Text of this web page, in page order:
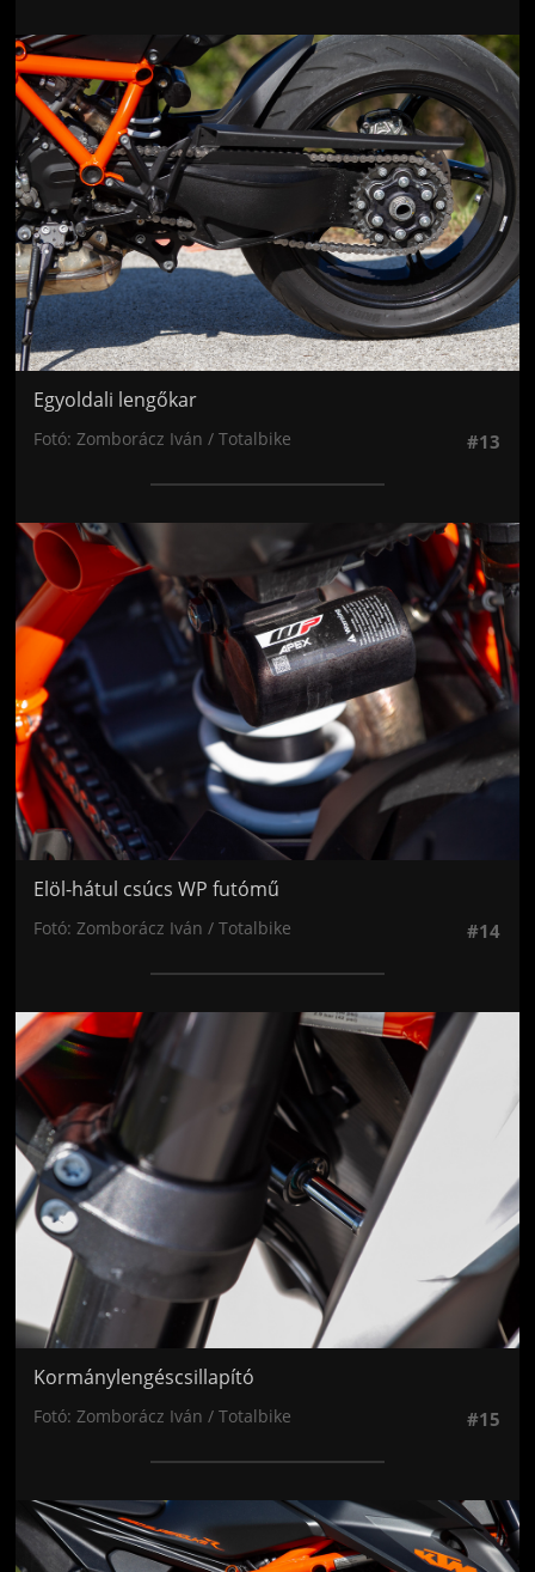
Jön még kép!
Egyoldali lengőkar
Fotó: Zomborácz Iván / Totalbike #13
Jön még kép!
Elöl-hátul csúcs WP futómű
Fotó: Zomborácz Iván / Totalbike #14
Jön még kép!
Kormánylengéscsillapító
Fotó: Zomborácz Iván / Totalbike #15
Jön még kép!